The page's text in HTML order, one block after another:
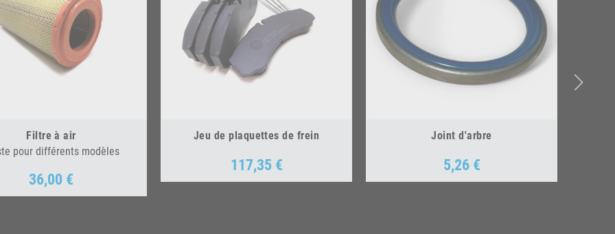
Filtre à air
pour différents modèles
Prix
36,00 €
Jeu de plaquettes de frein
Prix
117,35 €
Joint d'arbre
Prix
5,26 €